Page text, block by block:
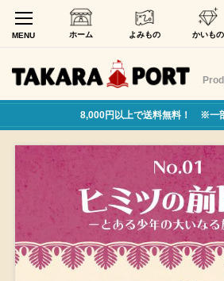
MENU ホーム よみもの かいもの
8,000円以上で送料無料！ ※一